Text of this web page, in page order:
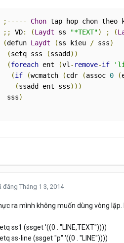
;----- Chon tap hop chon theo
;;
VD: (Laydt ss "*TEXT") ; (
(defun Laydt (ss kieu / sss)
(setq sss (ssadd ))
(foreach ent (vl - remove-if
(if (wcmatch (cdr (assoc 0 (
(ssadd ent sss)))
sss)
đăng Tháng 1 3, 2014
ra mình không muốn dùng vòng
ss1 (ssget '((0 . "LINE,TEXT"))))
ss-line (ssget "p" '((0 . "LINE"))))